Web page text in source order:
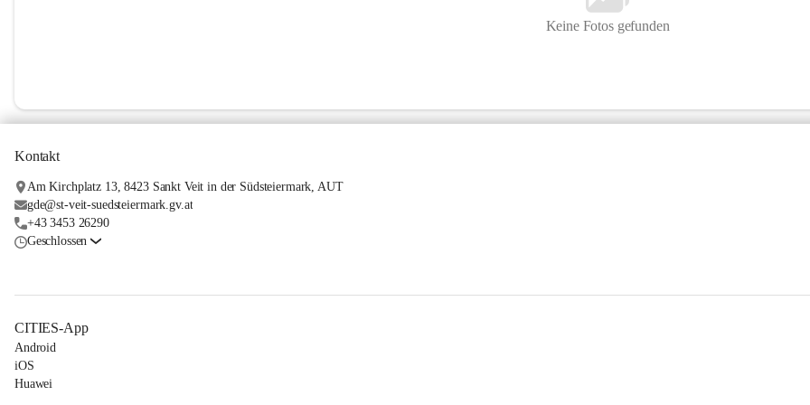
Keine Fotos gefunden
Kontakt
Am Kirchplatz 13, 8423 Sankt Veit in der Südsteiermark, AUT
gde@st-veit-suedsteiermark.gv.at
+43 3453 26290
Geschlossen
CITIES-App
Android
iOS
Huawei